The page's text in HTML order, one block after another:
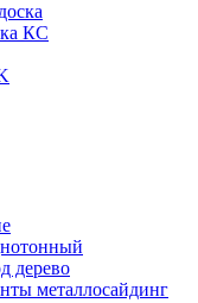
КС
дерево
металлосайдинг